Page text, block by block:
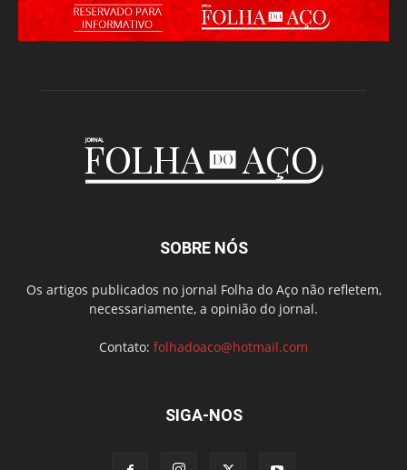
SOBRE NÓS
Os artigos publicados no jornal Folha do Aço não refletem,
necessariamente, a opinião do jornal.
Contato: folhadoaco@hotmail.com
SIGA-NOS